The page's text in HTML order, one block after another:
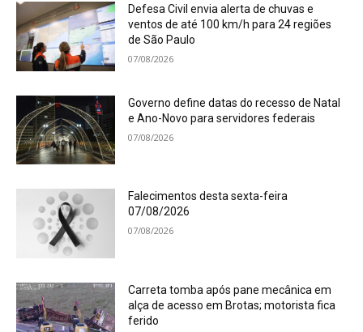
Defesa Civil envia alerta de chuvas e
ventos de até 100 km/h para 24 regiões
de São Paulo
07/08/2026
Governo define datas do recesso de Natal
e Ano-Novo para servidores federais
07/08/2026
Falecimentos desta sexta-feira
07/08/2026
07/08/2026
Carreta tomba após pane mecânica em
alça de acesso em Brotas; motorista fica
ferido